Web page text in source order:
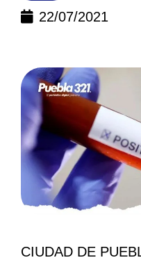
22/07/2021
CIUDAD DE